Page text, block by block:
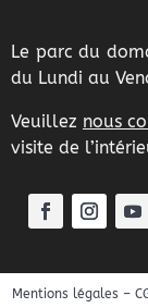
Le parc du
du Lundi au
Veuillez nous
visite de
Mentions légales –